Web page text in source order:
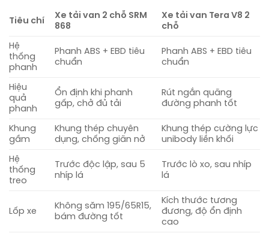
Tiêu chí
Xe tải van 2 chỗ SRM
868
Xe tải van Tera V8 2
chỗ
Hệ
thống
phanh
Phanh ABS + EBD tiêu
chuẩn
Phanh ABS + EBD tiêu
chuẩn
Hiệu
quả
phanh
Ổn định khi phanh
gấp, chở đủ tải
Rút ngắn quãng
đường phanh tốt
Khung
gầm
Khung thép chuyên
dụng, chống giãn nở
Khung thép cường lực
unibody liền khối
Hệ
thống
treo
Trước độc lập, sau 5
nhíp lá
Trước lò xo, sau nhíp
lá
Lốp xe
Không săm 195/65R15,
bám đường tốt
Kích thước tương
đương, độ ổn định
cao